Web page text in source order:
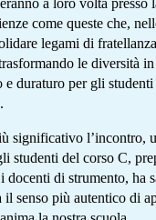
a loro volta presso
come queste che,
legami di
le diversità
duraturo per gli studenti
significativo l’incontro,
studenti del corso C,
docenti di strumento, ha
il senso più autentico di